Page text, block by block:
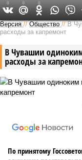
Версия //Общество //В
расходы за капремонт
В Чувашии
расходы за
По принятому
0 0 0